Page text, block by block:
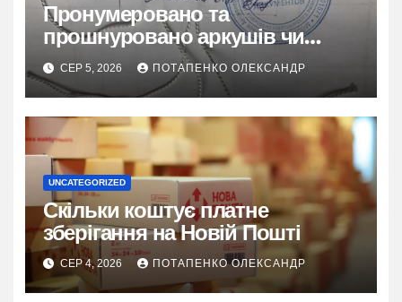
Пронумеровано та
прошнуровано аркушів чи
сторінок: повний гайд
СЕР 5, 2026 ПОТАПЕНКО ОЛЕКСАНДР
UNCATEGORIZED
Скільки коштує платне
зберігання на Новій Пошті
СЕР 4, 2026 ПОТАПЕНКО ОЛЕКСАНДР